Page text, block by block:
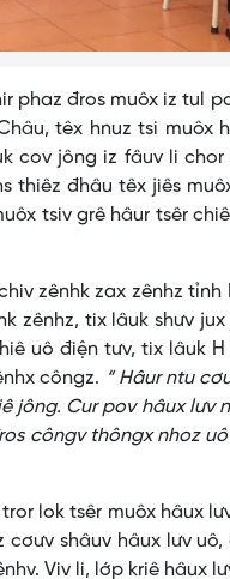
đros muôx iz tul
têx hnuz tsi muôx
cov jông iz fâuv li
thiêz đhâu têx jiês
tsiv grê hâur tsêr
zênhk zax zênhz tỉnh
zênhz, tix lâuk shưv
uô điện tưv, tix lâuk
côngz. “ Hâur ntu
Cur pov hâux lưv
côngv thôngx nhoz
lok tsêr muôx hâux lưv
shâuv hâux lưv
Viv li, lớp kriê hâux